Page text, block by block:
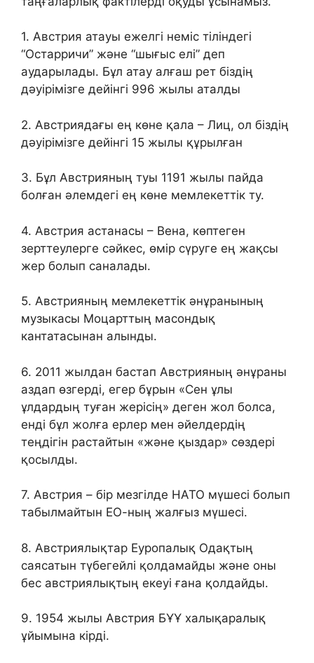
1. Австрия атауы ежелгі неміс тіліндегі
“Остарричи” және “шығыс елі” деп
аударылады. Бұл атау алғаш рет біздің
дәуірімізге дейінгі 996 жылы аталды
2. Австриядағы ең көне қала – Лиц, ол біздің
дәуірімізге дейінгі 15 жылы құрылған
3. Бұл Австрияның туы 1191 жылы пайда
болған әлемдегі ең көне мемлекеттік ту.
4. Австрия астанасы – Вена, көптеген
зерттеулерге сәйкес, өмір сүруге ең жақсы
жер болып саналады.
5. Австрияның мемлекеттік әнұранының
музыкасы Моцарттың масондық
кантатасынан алынды.
6. 2011 жылдан бастап Австрияның әнұраны
аздап өзгерді, егер бұрын «Сен ұлы
ұлдардың туған жерісің» деген жол болса,
енді бұл жолға ерлер мен әйелдердің
теңдігін растайтын «және қыздар» сөздері
қосылды.
7. Австрия – бір мезгілде НАТО мүшесі болып
табылмайтын ЕО-ның жалғыз мүшесі.
8. Австриялықтар Еуропалық Одақтың
саясатын түбегейлі қолдамайды және оны
бес австриялықтың екеуі ғана қолдайды.
9. 1954 жылы Австрия БҰҰ халықаралық
ұйымына кірді.